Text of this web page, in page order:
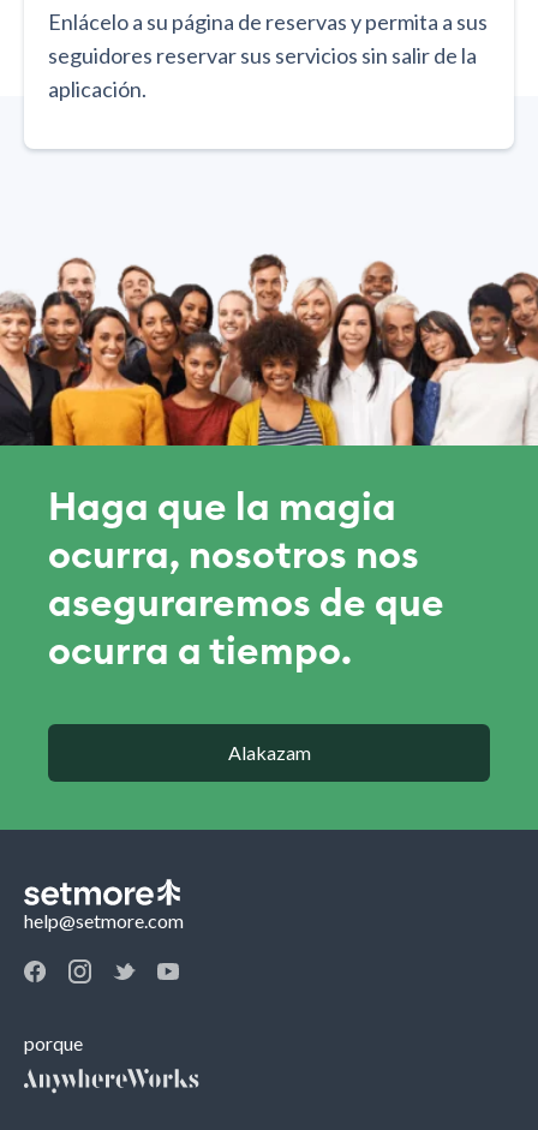
Enlácelo a su página de reservas y permita a sus
seguidores reservar sus servicios sin salir de la
aplicación.
Haga que la magia
ocurra, nosotros nos
aseguraremos de que
ocurra a tiempo.
Alakazam
help@setmore.com
porque